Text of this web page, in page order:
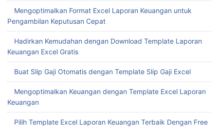
Mengoptimalkan Format Excel Laporan Keuangan untuk
Pengambilan Keputusan Cepat
Hadirkan Kemudahan dengan Download Template Laporan
Keuangan Excel Gratis
Buat Slip Gaji Otomatis dengan Template Slip Gaji Excel
Mengoptimalkan Keuangan dengan Template Excel Laporan
Keuangan
Pilih Template Excel Laporan Keuangan Terbaik Dengan Free